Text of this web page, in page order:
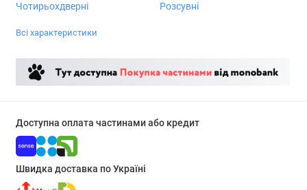
Чотирьохдверні Розсувні
Всі характеристики
Доступна оплата частинами або кредит
Швидка доставка по Україні